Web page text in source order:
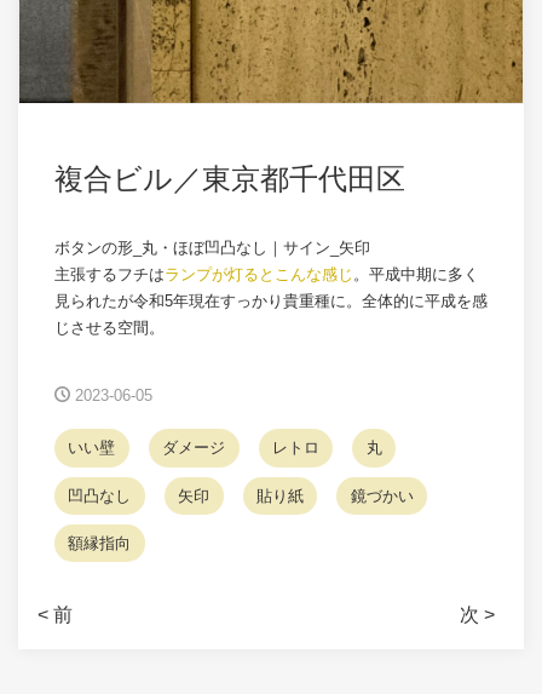
複合ビル／東京都千代田区
ボタンの形_丸・ほぼ凹凸なし｜サイン_矢印
主張するフチはランプが灯るとこんな感じ 。平成中期に多く
見られたが令和5年現在すっかり貴重種に。全体的に平成を感
じさせる空間。
2023-06-05
いい壁 ダメージ レトロ 丸
凹凸なし 矢印 貼り紙 鏡づかい
額縁指向
< 前 次 >